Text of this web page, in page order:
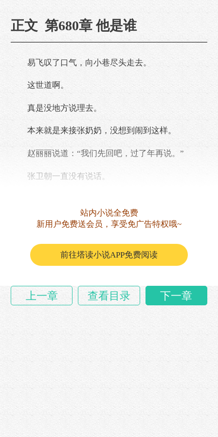
正文 第680章 他是谁
易飞叹了口气，向小巷尽头走去。
这世道啊。
真是没地方说理去。
本来就是来接张奶奶，没想到闹到这样。
赵丽丽说道：“我们先回吧，过了年再说。”
张卫朝一直没有说话。
挨打的是董文昌的儿子。
他却一直向着打人者说话。
董文昌可不……
站内小说全免费
新用户免费送会员，享受免广告特权哦~
前往塔读小说APP免费阅读
上一章 查看目录 下一章